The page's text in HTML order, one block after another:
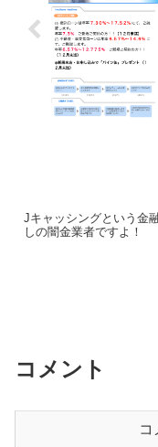
Jキャッシングという金
しの闇金業者ですよ！
コメント
コ